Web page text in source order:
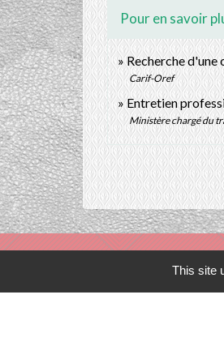
Pour en savoir
Recherche
Carif-Oref
Entretien
Ministère chargé du
This site